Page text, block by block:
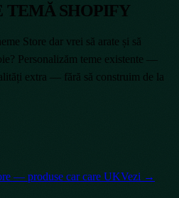
TEMĂ SHOPIFY
Store dar vrei să arate și să
Personalizăm teme existente —
extra — fără să construim de la
— produse car care UKVezi →